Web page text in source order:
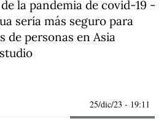
la pandemia de covid-19 -
sería más seguro para
de personas en Asia
25/dic/23 - 19:11